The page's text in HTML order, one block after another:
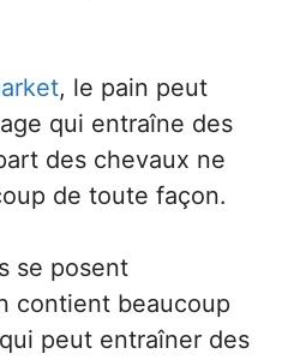
, le pain peut
qui entraîne des
des chevaux ne
de toute façon.
se posent
contient beaucoup
peut entraîner des